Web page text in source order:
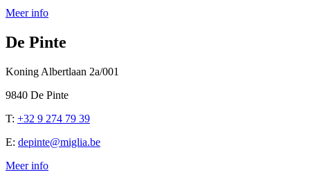
Meer info
De Pinte
Koning Albertlaan 2a/001
9840 De Pinte
T: +32 9 274 79 39
E: depinte@miglia.be
Meer info